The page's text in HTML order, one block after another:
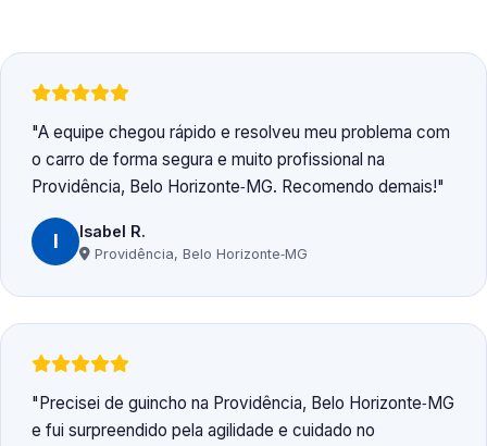
A equipe chegou rápido e resolveu meu problema com
o carro de forma segura e muito profissional na
Providência, Belo Horizonte‑MG. Recomendo demais!
I Isabel R.
Providência, Belo Horizonte‑MG
Precisei de guincho na Providência, Belo Horizonte‑MG
e fui surpreendido pela agilidade e cuidado no